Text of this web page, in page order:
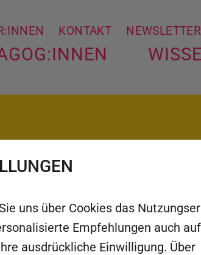
KONTAKT NEWSLETTER
Druck – Das
uns über Cookies das
Empfehlungen auch auf
ausdrückliche Einwilligung. Über